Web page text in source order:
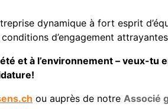
dynamique à fort esprit
d’engagement
et à l’environnement – veux-tu
ou auprès de notre Associé